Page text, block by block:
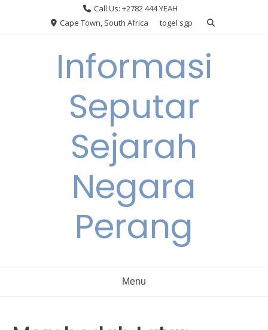
Call Us: +2782 444 YEAH
Cape Town, South Africa
togel sgp
Informasi
Seputar
Sejarah
Negara
Perang
Menu